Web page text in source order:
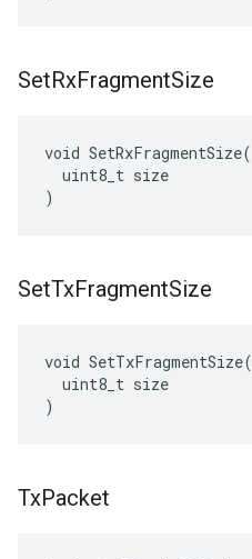
SetRxFragmentSize
void SetRxFragmentSize(
  uint8_t size
)
SetTxFragmentSize
void SetTxFragmentSize(
  uint8_t size
)
TxPacket